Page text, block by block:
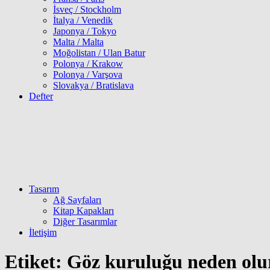
İsveç / Stockholm
İtalya / Venedik
Japonya / Tokyo
Malta / Malta
Moğolistan / Ulan Batur
Polonya / Krakow
Polonya / Varşova
Slovakya / Bratislava
Defter
Tasarım
Ağ Sayfaları
Kitap Kapakları
Diğer Tasarımlar
İletişim
Etiket: Göz kuruluğu neden